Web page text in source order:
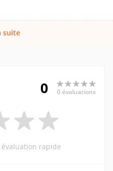
suite
0 0 évaluations
rapide